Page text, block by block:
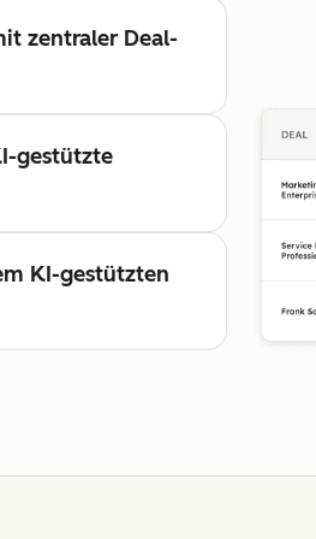
zentraler Deal-
gestützte
KI-gestützten